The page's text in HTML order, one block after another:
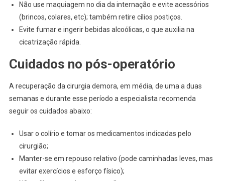
Não use maquiagem no dia da internação e evite acessórios
(brincos, colares, etc); também retire cílios postiços.
Evite fumar e ingerir bebidas alcoólicas, o que auxilia na
cicatrização rápida.
Cuidados no pós-operatório
A recuperação da cirurgia demora, em média, de uma a duas
semanas e durante esse período a especialista recomenda
seguir os cuidados abaixo:
Usar o colírio e tomar os medicamentos indicadas pelo
cirurgião;
Manter-se em repouso relativo (pode caminhadas leves, mas
evitar exercícios e esforço físico);